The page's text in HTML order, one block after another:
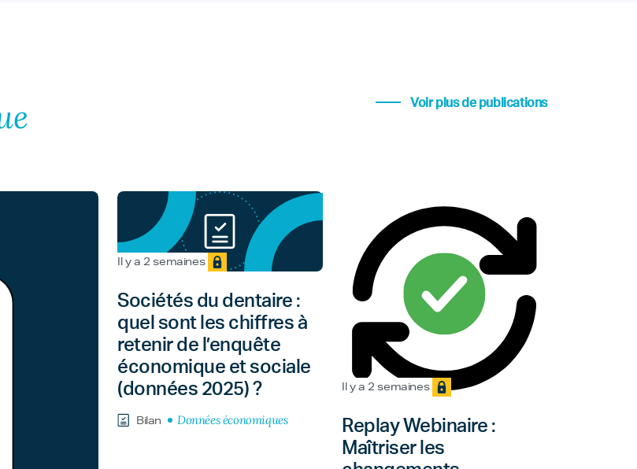
Voir plus de publications
Il y a 2 semaines
Sociétés du dentaire :
quel sont les chiffres à
retenir de l’enquête
économique et sociale
(données 2025) ?
Bilan Données économiques
Il y a 2 semaines
Replay Webinaire :
Maîtriser les